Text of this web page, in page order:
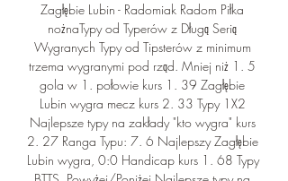
Zagłębie Lubin - Radomiak Radom Piłka
nożnaTypy od Typerów z Długą Serią
Wygranych Typy od Tipsterów z minimum
trzema wygranymi pod rząd. Mniej niż 1. 5
gola w 1. połowie kurs 1. 39 Zagłębie
Lubin wygra mecz kurs 2. 33 Typy 1X2
Najlepsze typy na zakłady "kto wygra" kurs
2. 27 Ranga Typu: 7. 6 Najlepszy Zagłębie
Lubin wygra, 0:0 Handicap kurs 1. 68 Typy